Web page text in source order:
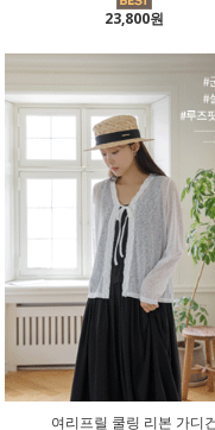
23,800원
여리프릴 쿨링 리본 가디